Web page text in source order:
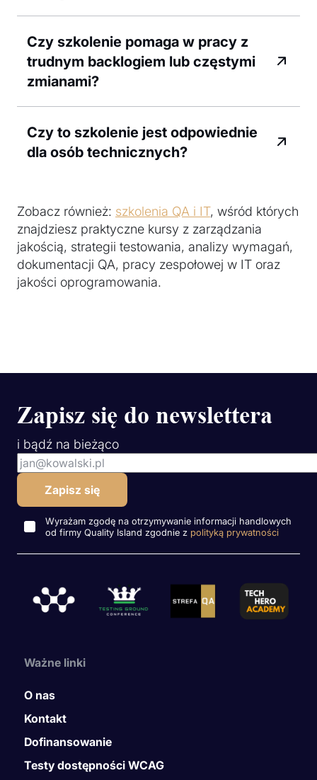
Czy szkolenie pomaga w pracy z
trudnym backlogiem lub częstymi
zmianami?
Czy to szkolenie jest odpowiednie
dla osób technicznych?
Zobacz również: szkolenia QA i IT, wśród których
znajdziesz praktyczne kursy z zarządzania
jakością, strategii testowania, analizy wymagań,
dokumentacji QA, pracy zespołowej w IT oraz
jakości oprogramowania.
Zapisz się do newslettera
i bądź na bieżąco
Wyrażam zgodę na otrzymywanie informacji handlowych
od firmy Quality Island zgodnie z polityką prywatności
Ważne linki
O nas
Kontakt
Dofinansowanie
Testy dostępności WCAG